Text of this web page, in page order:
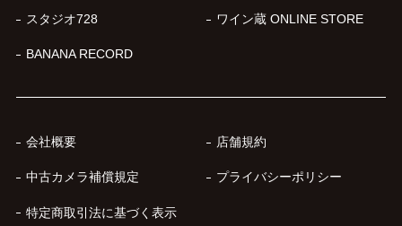
スタジオ728 ワイン蔵 ONLINE STORE
BANANA RECORD
会社概要 店舗規約
中古カメラ補償規定 プライバシーポリシー
特定商取引法に基づく表示